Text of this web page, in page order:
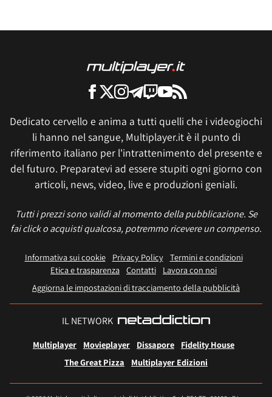
Dedicato cervello e anima a tutti quelli che i videogiochi
li hanno nel sangue, Multiplayer.it è il punto di
riferimento italiano per l'intrattenimento del presente e
del futuro. Preparatevi ad essere stupiti ogni giorno con
articoli, news, video, live e produzioni geniali.
Tutti i prezzi sono validi al momento della pubblicazione. Se
fai click o acquisti qualcosa, potremmo ricevere un compenso.
Informativa sui cookie Privacy Policy
Termini e condizioni
Etica e trasparenza Contatti
Lavora con noi
Aggiorna le impostazioni di tracciamento della pubblicità
IL NETWORK
Multiplayer Movieplayer Dissapore
Fidelity House
The Great Pizza
Multiplayer Edizioni